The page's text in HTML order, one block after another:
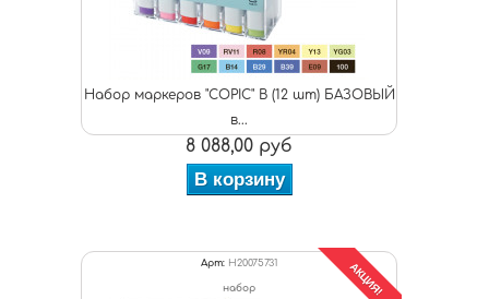
Набор маркеров "COPIC" B (12 шт) БАЗОВЫЙ
в...
8 088,00 руб
В корзину
Арт: H20075731
набор АКЦИЯ!